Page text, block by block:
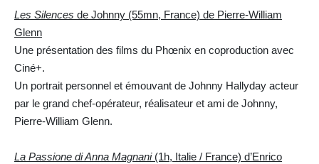
Les Silences de Johnny (55mn, France) de Pierre-William
Glenn
Une présentation des films du Phœnix en coproduction avec
Ciné+.
Un portrait personnel et émouvant de Johnny Hallyday acteur
par le grand chef-opérateur, réalisateur et ami de Johnny,
Pierre-William Glenn.
La Passione di Anna Magnani(1h, Italie / France) d’Enrico